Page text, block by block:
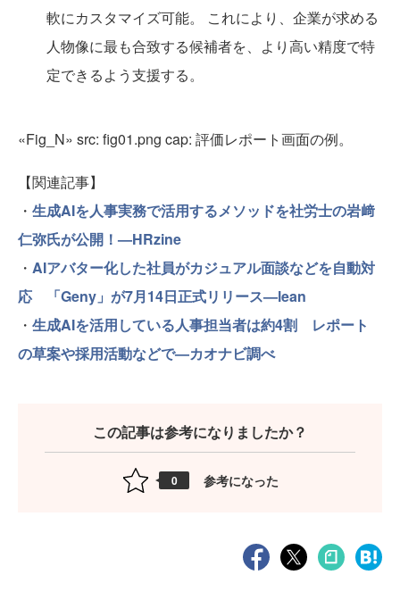
軟にカスタマイズ可能。 これにより、企業が求める
人物像に最も合致する候補者を、より高い精度で特
定できるよう支援する。
«Fig_N» src: fig01.png cap: 評価レポート画面の例。
【関連記事】
・ 生成AIを人事実務で活用するメソッドを社労士の岩﨑
仁弥氏が公開！—HRzine
・ AIアバター化した社員がカジュアル面談などを自動対
応 「Geny」が7月14日正式リリース—lean
・ 生成AIを活用している人事担当者は約4割 レポート
の草案や採用活動などで—カオナビ調べ
この記事は参考になりましたか？
0 参考になった